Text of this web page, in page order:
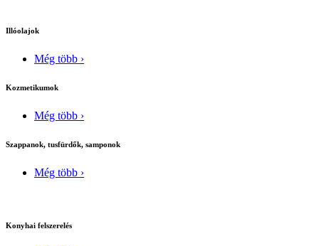
Illóolajok
Még több ›
Kozmetikumok
Még több ›
Szappanok, tusfürdők, samponok
Még több ›
Konyhai felszerelés